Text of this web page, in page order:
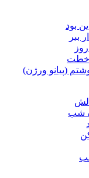
بود
ببر
خطت
(پیانو ورژن)
لش
شب